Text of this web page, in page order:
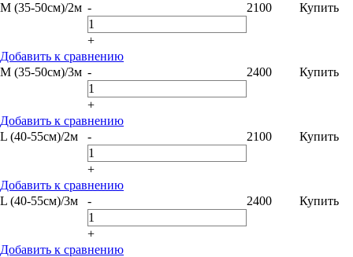
M (35-50см)/2м -
+
2100 Купить
Добавить к сравнению
M (35-50см)/3м -
+
2400 Купить
Добавить к сравнению
L (40-55см)/2м
-
+
2100 Купить
Добавить к сравнению
L (40-55см)/3м
-
+
2400 Купить
Добавить к сравнению